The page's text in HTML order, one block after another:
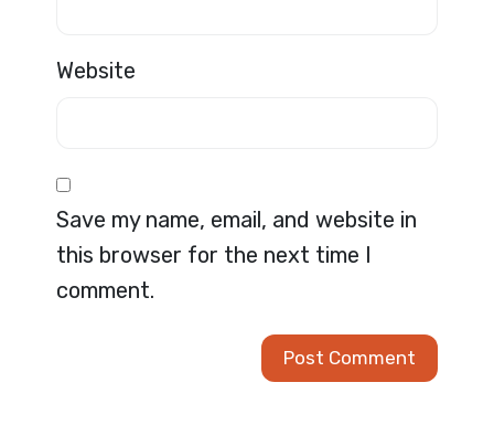
Website
Save my name, email, and website in
this browser for the next time I
comment.